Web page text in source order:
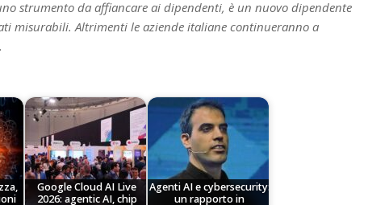
strumento da affiancare ai dipendenti, è un nuovo dipendente
misurabili. Altrimenti le aziende italiane continueranno a
Google Cloud AI Live
2026: agentic AI, chip
Agenti AI e cybersecurity:
un rapporto in